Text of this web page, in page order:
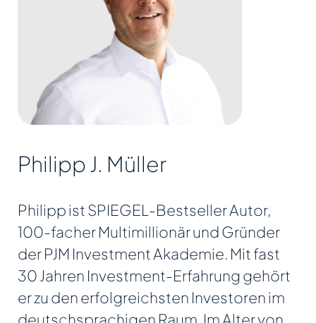
Philipp J. Müller
Philipp ist SPIEGEL-Bestseller Autor,
100-facher Multimillionär und Gründer
der PJM Investment Akademie. Mit fast
30 Jahren Investment-Erfahrung gehört
er zu den erfolgreichsten Investoren im
deutschsprachigen Raum. Im Alter von